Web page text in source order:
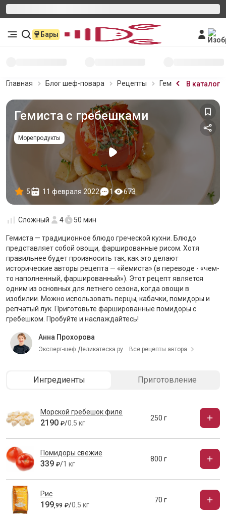
Бары
Главная Блог шеф-повара Рецепты Гемиста сВ каталог
Гемиста с гребешками
Морепродукты
5 11 февраля 2022 1 673
Сложный 4 50 мин
Гемиста — традиционное блюдо греческой кухни. Блюдо
представляет собой овощи, фаршированные рисом. Хотя
правильнее будет произносить так, как это делают
исторические авторы рецепта — «йемиста» (в переводе - «чем-
то наполненный, фаршированный»). Этот рецепт является
одним из основных для летнего сезона, когда овощи в
изобилии. Можно использовать перцы, кабачки, помидоры и
репчатый лук. Приготовьте фаршированные помидоры с
гребешком. Пробуйте и наслаждайтесь!
Анна Прохорова
Эксперт-шеф Деликатеска.ру Все рецепты автора
Ингредиенты Приготовление
Морской гребешок филе
2190 ₽/0.5 кг
250 г
Помидоры свежие
339 ₽/1 кг
800 г
Рис
199,99 ₽/0.5 кг
70 г